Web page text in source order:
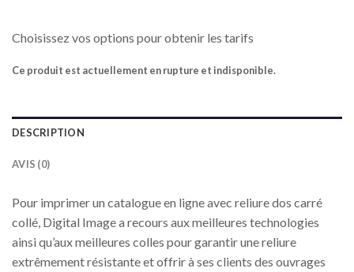
Choisissez vos options pour obtenir les tarifs
Ce produit est actuellement en rupture et indisponible.
DESCRIPTION
AVIS (0)
Pour imprimer un catalogue en ligne avec reliure dos carré
collé, Digital Image a recours aux meilleures technologies
ainsi qu’aux meilleures colles pour garantir une reliure
extrêmement résistante et offrir à ses clients des ouvrages